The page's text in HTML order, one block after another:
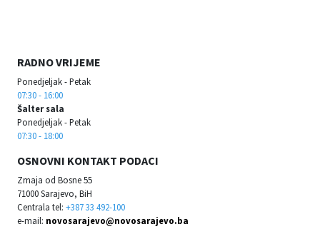
RADNO VRIJEME
Ponedjeljak - Petak
07:30 - 16:00
Šalter sala
Ponedjeljak - Petak
07:30 - 18:00
OSNOVNI KONTAKT PODACI
Zmaja od Bosne 55
71000 Sarajevo, BiH
Centrala tel: +387 33 492-100
e-mail: novosarajevo@novosarajevo.ba